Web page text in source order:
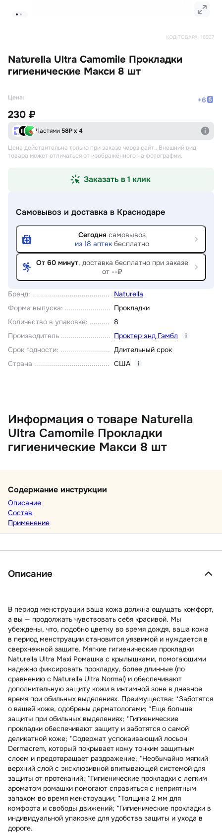
КОД ТОВАРА: 18927
Naturella Ultra Camomile Прокладки
гигиенические Макси 8 шт
Бренд:
Naturella
Форма выпуска:
Прокладки
Количество в упаковке:
8
Производитель
Проктер энд Гэмбл i
Срок годности:
Длительный срок
Страна
США i
Цена: +6
230 ₽
Частями 58₽ х 4
Цена действительна только при заказе через сайт.. Внешний вид
товара может отличаться от изображённого на фотографии.
Заказать в 1 клик
Самовывоз и доставка в Краснодаре
Сегодня самовывоз
из 18 аптек бесплатно
От 60 минут, доставка бесплатно при заказе
от --₽
Информация о товаре Naturella
Ultra Camomile Прокладки
гигиенические Макси 8 шт
Содержание инструкции
Описание
Состав
Применение
Описание
В период менструации ваша кожа должна ощущать комфорт,
а вы — продолжать чувствовать себя красивой. Мы
убеждены, что, подобно цветку во время дождя, ваша кожа
в период менструации становится уязвимой и нуждается в
сверхнежной защите. Мягкие гигиенические прокладки
Naturella Ultra Maxi Ромашка с крылышками, помогающими
надежно фиксировать прокладку, более длинные (по
сравнению с Naturella Ultra Normal) и обеспечивают
дополнительную защиту кожи в интимной зоне в дневное
время при обильных выделениях. Преимущества: *Заботятся
о вашей коже, одобрены дерматологами; *Еще больше
защиты при обильных выделениях; *Гигиенические
прокладки обеспечивают защиту и заботятся о самой
деликатной коже; *Содержат успокаивающий лосьон
Dermacrem, который покрывает кожу тонким защитным
слоем и предотвращает раздражение; *Необычайно мягкий
верхний слой с эксклюзивной впитывающей системой для
защиты от протеканий; *Гигиенические прокладки с легким
ароматом ромашки помогают справиться с неприятным
запахом во время менструации; *Толщина 2 мм для
комфорта и свободы движений; *Гигиенические прокладки в
индивидуальной упаковке для удобства защиты и ухода в
дороге.